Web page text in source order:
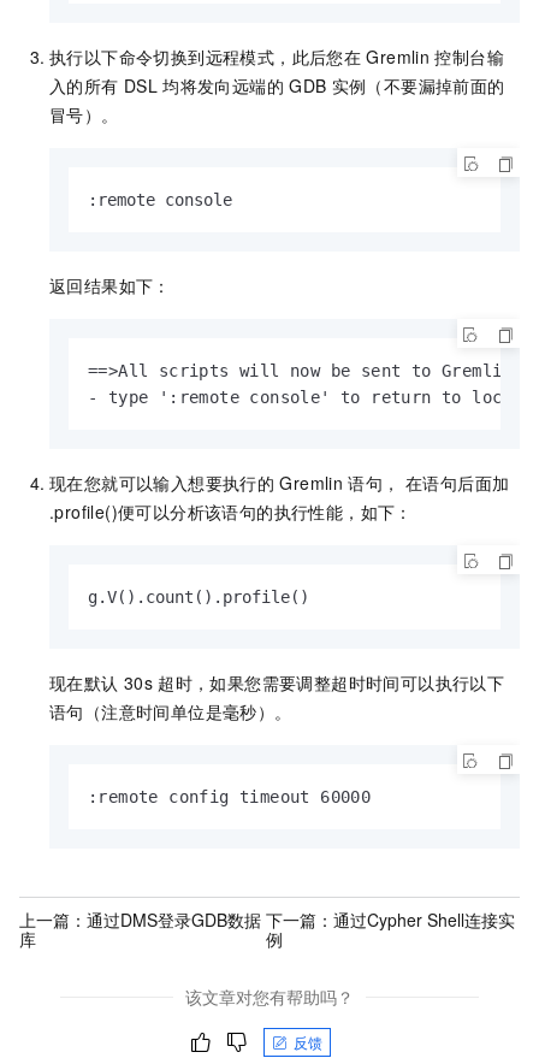
执行以下命令切换到远程模式，此后您在 Gremlin 控制台输
入的所有 DSL 均将发向远端的 GDB 实例（不要漏掉前面的
冒号）。
:remote console
返回结果如下：
==>All scripts will now be sent to Gremlin
- type ':remote console' to return to local
现在您就可以输入想要执行的 Gremlin 语句， 在语句后面加
.profile()便可以分析该语句的执行性能，如下：
g.V().count().profile()
现在默认 30s 超时，如果您需要调整超时时间可以执行以下
语句（注意时间单位是毫秒）。
:remote config timeout 60000
上一篇： 通过DMS登录GDB数据
库
下一篇：通过Cypher Shell连接实
例
该文章对您有帮助吗？
反馈